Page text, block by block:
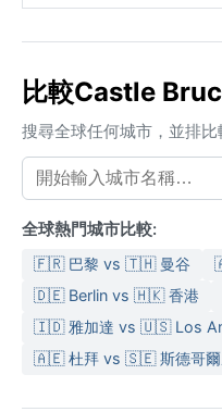
比較Castle
搜尋全球任何城市，並排比
全球熱門城市比較:
🇫🇷 巴黎 vs 🇹🇭 曼谷
🇩🇪 Berlin vs 🇭🇰 香港
🇮🇩 雅加達 vs 🇺🇸 Los
🇦🇪 杜拜 vs 🇸🇪 斯德哥爾